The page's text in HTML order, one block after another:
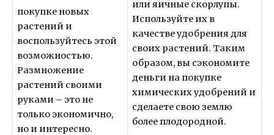
покупке новых
растений и
воспользуйтесь этой
возможностью.
Размножение
растений своими
руками – это не
только экономично,
но и интересно.
или яичные скорлупы.
Используйте их в
качестве удобрения для
своих растений. Таким
образом, вы сэкономите
деньги на покупке
химических удобрений и
сделаете свою землю
более плодородной.